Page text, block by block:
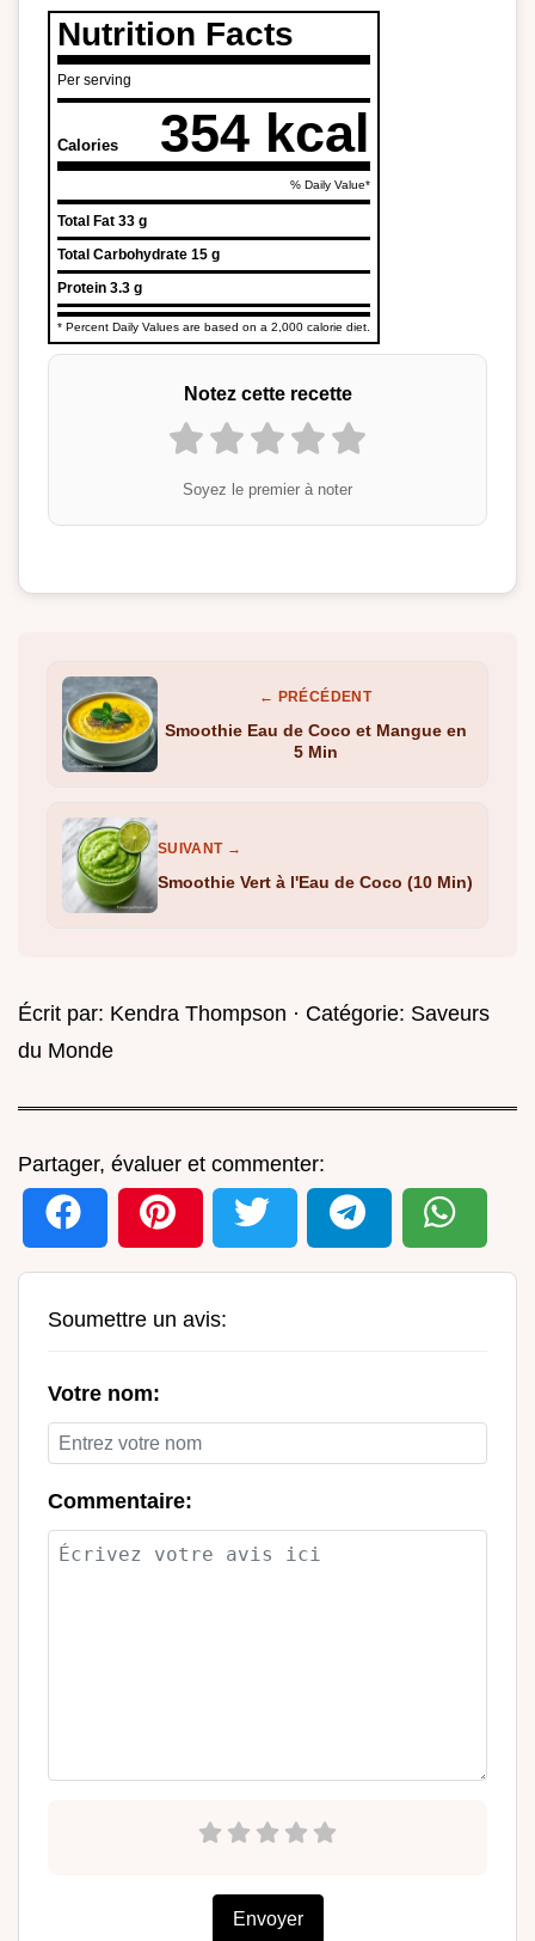
Nutrition Facts
Per serving
Calories 354 kcal
% Daily Value*
Total Fat 33 g
Total Carbohydrate 15 g
Protein 3.3 g
* Percent Daily Values are based on a 2,000 calorie diet.
Notez cette recette
Soyez le premier à noter
← PRÉCÉDENT
Smoothie Eau de Coco et Mangue en
5 Min
SUIVANT →
Smoothie Vert à l'Eau de Coco (10 Min)
Écrit par: Kendra Thompson · Catégorie: Saveurs
du Monde
Partager, évaluer et commenter:
Soumettre un avis:
Votre nom:
Commentaire:
Envoyer